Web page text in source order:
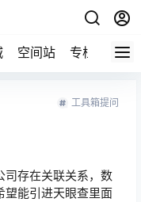
空间站 专栏
工具箱提问
司存在关联关系，数
望能引进天眼查里面